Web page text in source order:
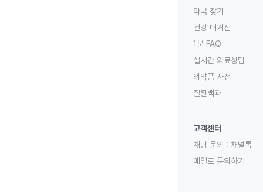
약국 찾기
건강 매거진
1분 FAQ
실시간 의료상담
의약품 사전
질환백과
고객센터
채팅 문의 : 채널톡
메일로 문의하기